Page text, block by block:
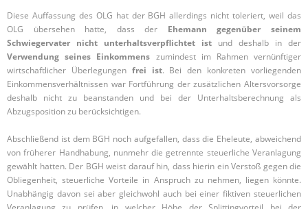
Diese Auffassung des OLG hat der BGH allerdings nicht toleriert, weil das
OLG übersehen hatte, dass der Ehemann gegenüber seinem
Schwiegervater nicht unterhaltsverpflichtet ist und deshalb in der
Verwendung seines Einkommens zumindest im Rahmen vernünftiger
wirtschaftlicher Überlegungen frei ist. Bei den konkreten vorliegenden
Einkommensverhältnissen war Fortführung der zusätzlichen Altersvorsorge
deshalb nicht zu beanstanden und bei der Unterhaltsberechnung als
Abzugsposition zu berücksichtigen.
Abschließend ist dem BGH noch aufgefallen, dass die Eheleute, abweichend
von früherer Handhabung, nunmehr die getrennte steuerliche Veranlagung
gewählt hatten. Der BGH weist darauf hin, dass hierin ein Verstoß gegen die
Obliegenheit, steuerliche Vorteile in Anspruch zu nehmen, liegen könnte.
Unabhängig davon sei aber gleichwohl auch bei einer fiktiven steuerlichen